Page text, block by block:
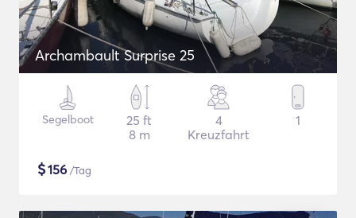
Archambault Surprise 25
Segelboot
25 ft
8 m
4
Kreuzfahrt
1
$156 /Tag